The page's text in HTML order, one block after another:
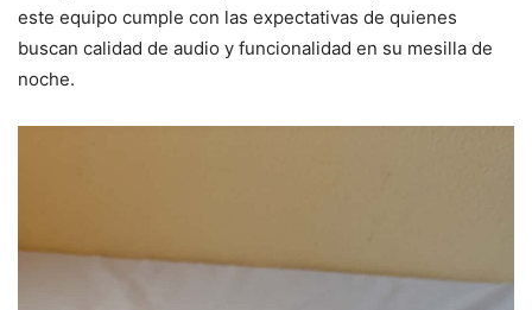
este equipo cumple con las expectativas de quienes
buscan calidad de audio y funcionalidad en su mesilla de
noche.